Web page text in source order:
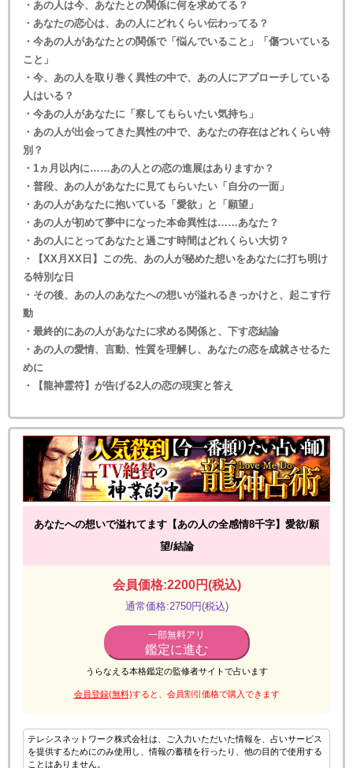
・あの人は今、あなたとの関係に何を求めてる？
・あなたの恋心は、あの人にどれくらい伝わってる？
・今あの人があなたとの関係で「悩んでいること」「傷ついている
こと」
・今、あの人を取り巻く異性の中で、あの人にアプローチしている
人はいる？
・今あの人があなたに「察してもらいたい気持ち」
・あの人が出会ってきた異性の中で、あなたの存在はどれくらい特
別？
・1ヵ月以内に……あの人との恋の進展はありますか？
・普段、あの人があなたに見てもらいたい「自分の一面」
・あの人があなたに抱いている「愛欲」と「願望」
・あの人が初めて夢中になった本命異性は……あなた？
・あの人にとってあなたと過ごす時間はどれくらい大切？
・【XX月XX日】この先、あの人が秘めた想いをあなたに打ち明け
る特別な日
・その後、あの人のあなたへの想いが溢れるきっかけと、起こす行
動
・最終的にあの人があなたに求める関係と、下す恋結論
・あの人の愛情、言動、性質を理解し、あなたの恋を成就させるた
めに
・【龍神霊符】が告げる2人の恋の現実と答え
あなたへの想いで溢れてます【あの人の全感情8千字】愛欲/願
望/結論
会員価格:2200円(税込)
通常価格:2750円(税込)
一部無料アリ
鑑定に進む
うらなえる本格鑑定の監修者サイトで占います
会員登録(無料)すると、会員割引価格で購入できます
テレシスネットワーク株式会社は、ご入力いただいた情報を、占いサービス
を提供するためにのみ使用し、情報の蓄積を行ったり、他の目的で使用する
ことはありません。